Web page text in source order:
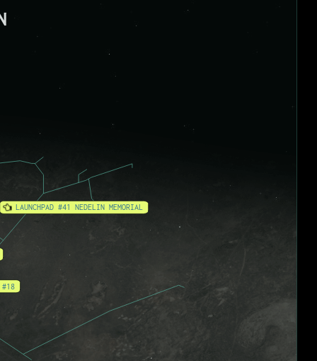
#18
LAUNCHPAD #41 NEDELIN MEMORIAL